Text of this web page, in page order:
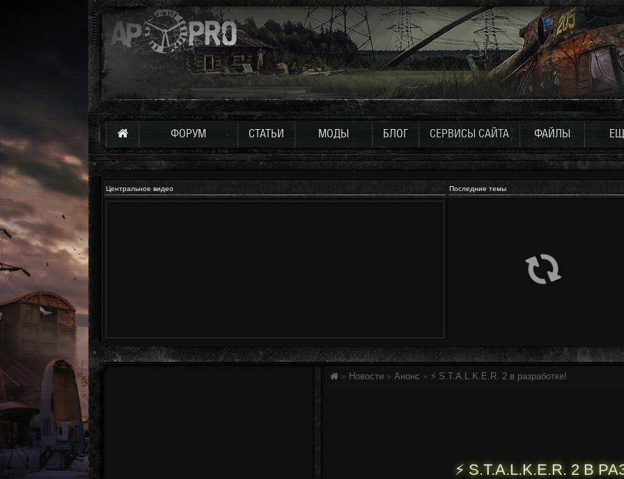
ФОРУМ СТАТЬИ МОДЫ БЛОГ СЕРВИСЫ САЙТА ФАЙЛЫ
Центральное видео Последние темы
» Новости » Анонс » ⚡ S.T.A.L.K.E.R. 2 в разработке!
⚡ S.T.A.L.K.E.R. 2 В